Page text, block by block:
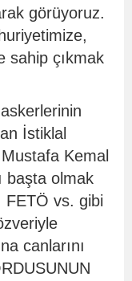
görüyoruz.
sahip çıkmak
İstiklal
Kemal
başta olmak
FETÖ vs. gibi
canlarını